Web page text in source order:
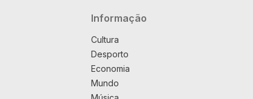
Navegação principal
Informação
Cultura
Desporto
Economia
Mundo